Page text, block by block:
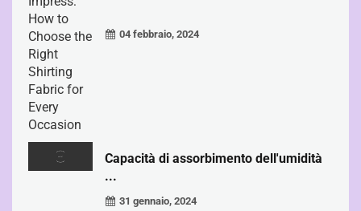
04 febbraio, 2024
Capacità di assorbimento dell'umidità
...
31 gennaio, 2024